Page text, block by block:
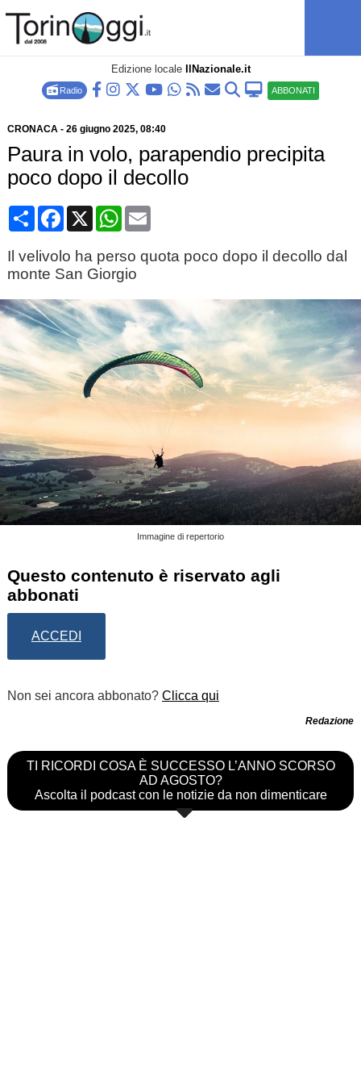
Edizione locale IlNazionale.it
Radio ABBONATI
CRONACA- 26 giugno 2025, 08:40
Paura in volo, parapendio precipita
poco dopo il decollo
CondividiFacebook
X WhatsApp
Email
Il velivolo ha perso quota poco dopo il decollo dal
monte San Giorgio
Immagine di repertorio
Questo contenuto è riservato agli
abbonati
ACCEDI
Non sei ancora abbonato? Clicca qui
Redazione
TI RICORDI COSA È SUCCESSO L’ANNO SCORSO
AD AGOSTO?
Ascolta il podcast con le notizie da non dimenticare